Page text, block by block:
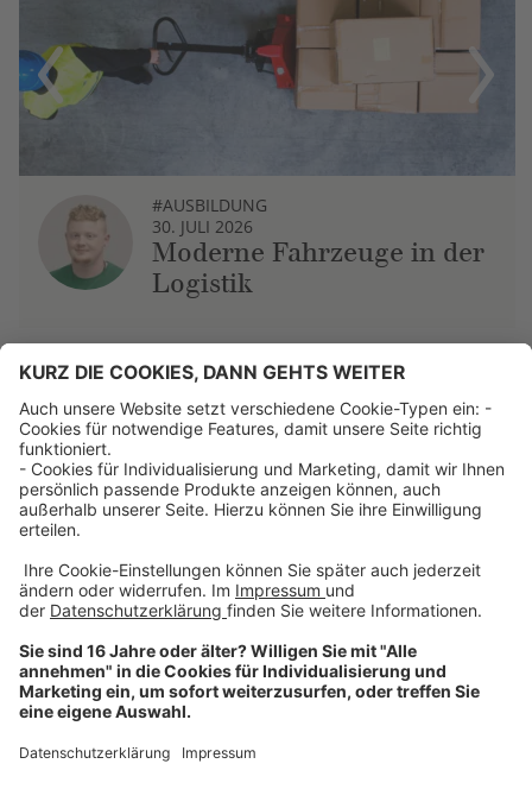
Previous
#AUSBILDUNG
30. JULI 2026
Moderne Fahrzeuge in der
Logistik
Next
Über uns
Dehner Unternehmen
Jobs bei Dehner